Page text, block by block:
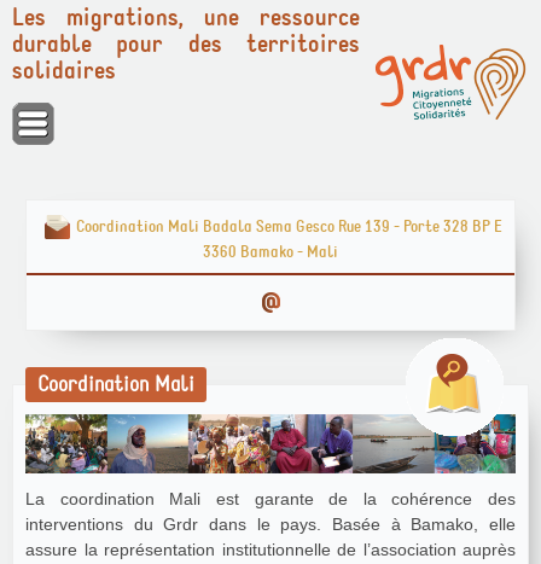
Panneau de gestion des cookies
Les migrations, une ressource
durable pour des territoires
solidaires
Coordination Mali Badala Sema Gesco Rue 139 - Porte 328 BP E
3360 Bamako - Mali
Coordination Mali
La coordination Mali est garante de la cohérence des
interventions du Grdr dans le pays. Basée à Bamako, elle
assure la représentation institutionnelle de l’association auprès